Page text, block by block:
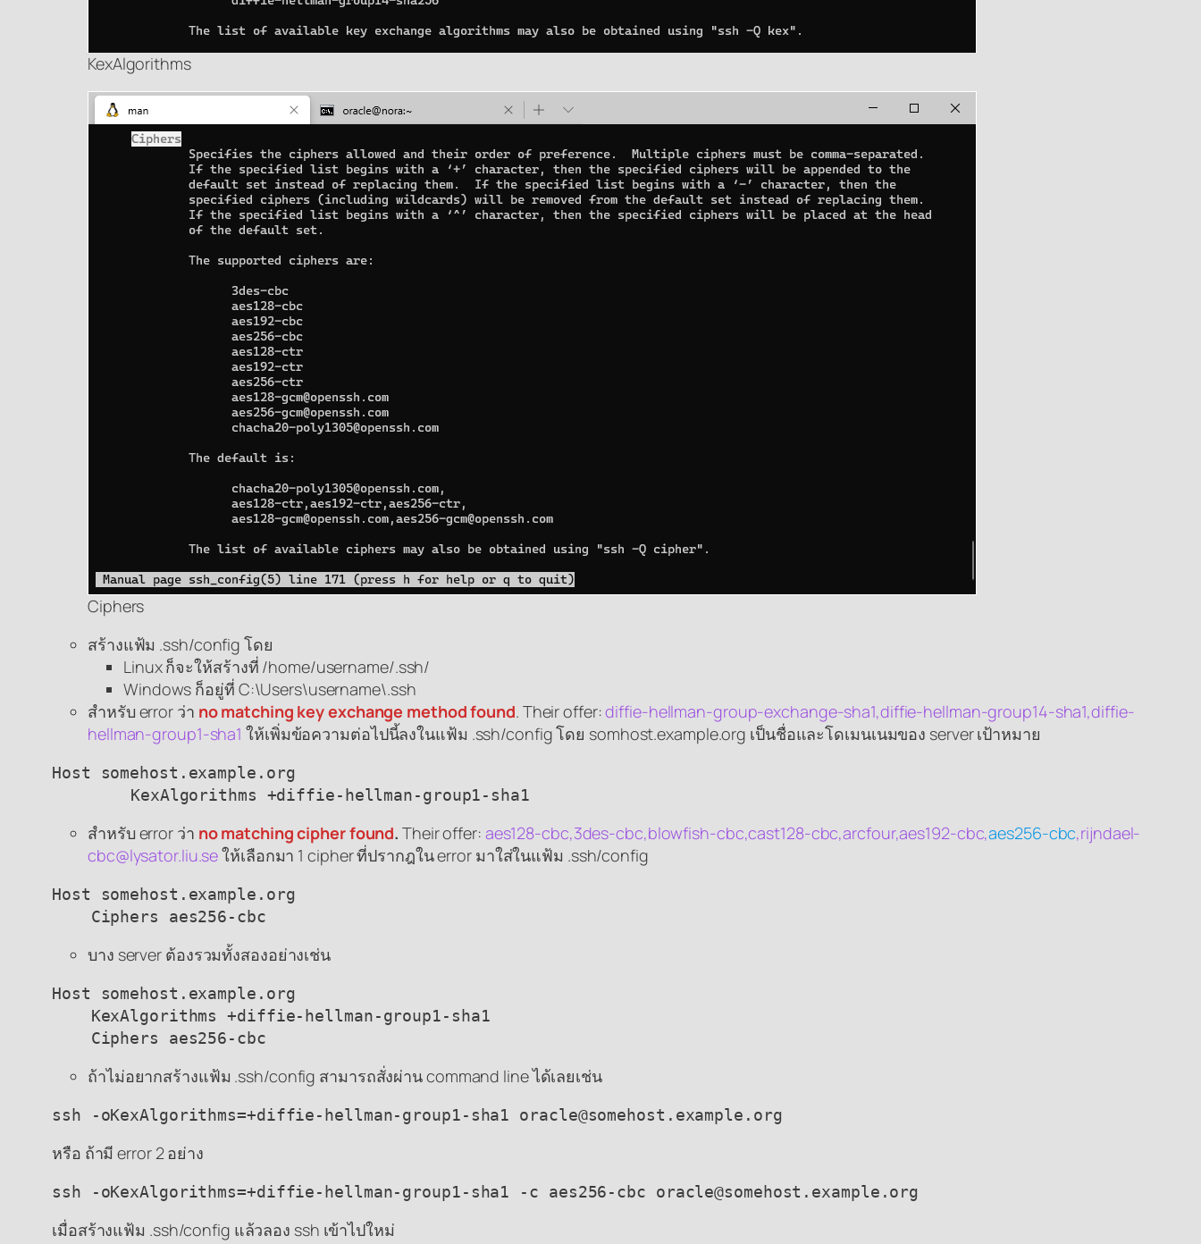
KexAlgorithms
Ciphers
สร้างแฟ้ม .ssh/config โดย
Linux ก็จะให้สร้างที่ /home/username/.ssh/
Windows ก็อยู่ที่ C:\Users\username\.ssh
สำหรับ error ว่า no matching key exchange method found. Their offer:diffie-hellman-group-exchange-sha1,diffie-hellman-group14-sha1,diffie-
hellman-group1-sha1 ให้เพิ่มข้อความต่อไปนี้ลงในแฟ้ม .ssh/config โดย somhost.example.org เป็นชื่อและโดเมนเนมของ server เป้าหมาย
Host somehost.example.org
	KexAlgorithms +diffie-hellman-group1-sha1
สำหรับ error ว่า no matching cipher found. Their offer: aes128-cbc,3des-cbc,blowfish-cbc,cast128-cbc,arcfour,aes192-cbc,aes256-cbc,rijndael-
cbc@lysator.liu.seให้เลือกมา 1 cipher ที่ปรากฎใน error มาใส่ในแฟ้ม .ssh/config
Host somehost.example.org
    Ciphers aes256-cbc
บาง server ต้องรวมทั้งสองอย่างเช่น
Host somehost.example.org
    KexAlgorithms +diffie-hellman-group1-sha1
    Ciphers aes256-cbc
ถ้าไม่อยากสร้างแฟ้ม .ssh/config สามารถสั่งผ่าน command line ได้เลยเช่น
ssh -oKexAlgorithms=+diffie-hellman-group1-sha1 oracle@somehost.example.org
หรือ ถ้ามี error 2 อย่าง
ssh -oKexAlgorithms=+diffie-hellman-group1-sha1 -c aes256-cbc oracle@somehost.example.org
เมื่อสร้างแฟ้ม .ssh/config แล้วลอง ssh เข้าไปใหม่